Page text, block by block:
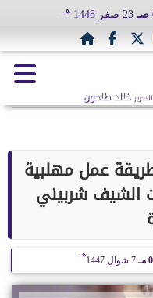
23 صفر 1448 هـ
خالد طاحون
عمل مهلبية
الشيف شربيني
7 شوال 1447
هـ